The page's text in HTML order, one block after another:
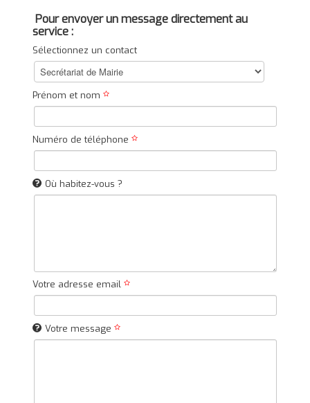
Pour envoyer un message directement au
service :
Sélectionnez un contact
Prénom et nom
Numéro de téléphone
Où habitez-vous ?
Votre adresse email
Votre message